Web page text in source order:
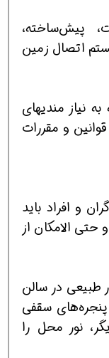
پیش‌ساخته،
اتصال زمین
به نیاز مندیهای
و مقررات
و افراد باید
حتی الامکان از
نور طبیعی در سالن
پنجره‌های سقفی
نور محل را